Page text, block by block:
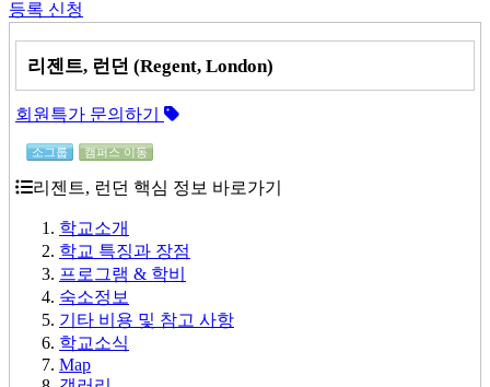
등록 신청
리젠트, 런던 (Regent, London)
회원특가 문의하기
소그룹 캠퍼스 이동
리젠트, 런던 핵심 정보 바로가기
학교소개
학교 특징과 장점
프로그램 & 학비
숙소정보
기타 비용 및 참고 사항
학교소식
Map